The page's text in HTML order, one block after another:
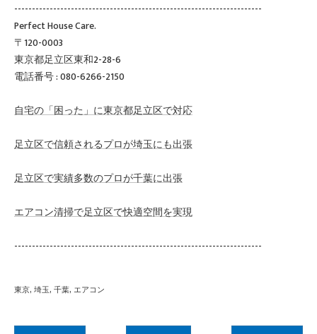
----------------------------------------------------------------------
Perfect House Care.
〒120-0003
東京都足立区東和2-28-6
電話番号 : 080-6266-2150
自宅の「困った」に東京都足立区で対応
足立区で信頼されるプロが埼玉にも出張
足立区で実績多数のプロが千葉に出張
エアコン清掃で足立区で快適空間を実現
----------------------------------------------------------------------
東京 埼玉 千葉 エアコン